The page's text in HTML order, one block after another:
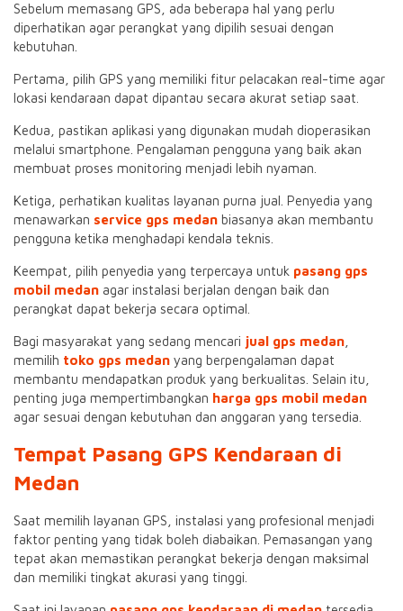
Sebelum memasang GPS, ada beberapa hal yang perlu
diperhatikan agar perangkat yang dipilih sesuai dengan
kebutuhan.
Pertama, pilih GPS yang memiliki fitur pelacakan real-time agar
lokasi kendaraan dapat dipantau secara akurat setiap saat.
Kedua, pastikan aplikasi yang digunakan mudah dioperasikan
melalui smartphone. Pengalaman pengguna yang baik akan
membuat proses monitoring menjadi lebih nyaman.
Ketiga, perhatikan kualitas layanan purna jual. Penyedia yang
menawarkan service gps medan biasanya akan membantu
pengguna ketika menghadapi kendala teknis.
Keempat, pilih penyedia yang terpercaya untuk pasang gps
mobil medan agar instalasi berjalan dengan baik dan
perangkat dapat bekerja secara optimal.
Bagi masyarakat yang sedang mencari jual gps medan
memilih toko gps medan yang berpengalaman dapat
membantu mendapatkan produk yang berkualitas. Selain itu,
penting juga mempertimbangkan harga gps mobil medan
agar sesuai dengan kebutuhan dan anggaran yang tersedia.
Tempat Pasang GPS Kendaraan di
Medan
Saat memilih layanan GPS, instalasi yang profesional menjadi
faktor penting yang tidak boleh diabaikan. Pemasangan yang
tepat akan memastikan perangkat bekerja dengan maksimal
dan memiliki tingkat akurasi yang tinggi.